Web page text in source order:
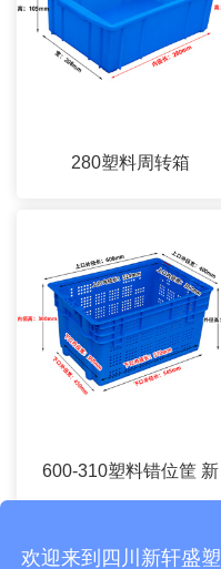
280塑料周转箱
600-310塑料错位筐 新
欢迎来到四川新轩盛